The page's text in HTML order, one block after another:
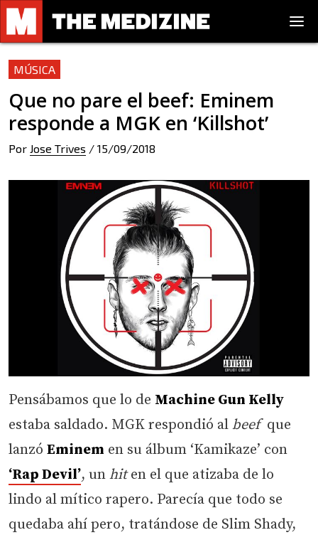
MÚSICA
Que no pare el beef: Eminem
responde a MGK en ‘Killshot’
Por Jose Trives / 15/09/2018
Pensábamos que lo de Machine Gun Kelly
estaba saldado. MGK respondió al beef que
lanzó Eminem en su álbum ‘Kamikaze’ con
‘Rap Devil’, un hiten el que atizaba de lo
lindo al mítico rapero. Parecía que todo se
quedaba ahí pero, tratándose de Slim Shady,